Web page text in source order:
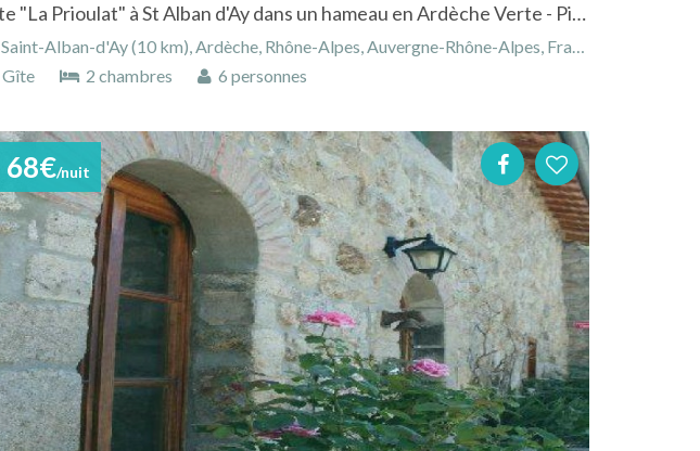
Gîte "La Prioulat" à St Alban d'Ay dans un hameau en Ardèche Verte - Piscine, balades, calme et détente
Saint-Alban-d'Ay (10 km), Ardèche, Rhône-Alpes, Auvergne-Rhône-Alpes, France
Gîte
2 chambres 6 personnes
68€/nuit